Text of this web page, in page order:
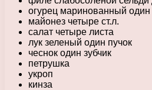
огурец маринованный один
майонез четыре ст.л.
салат четыре листа
лук зеленый один пучок
чеснок один зубчик
петрушка
укроп
кинза